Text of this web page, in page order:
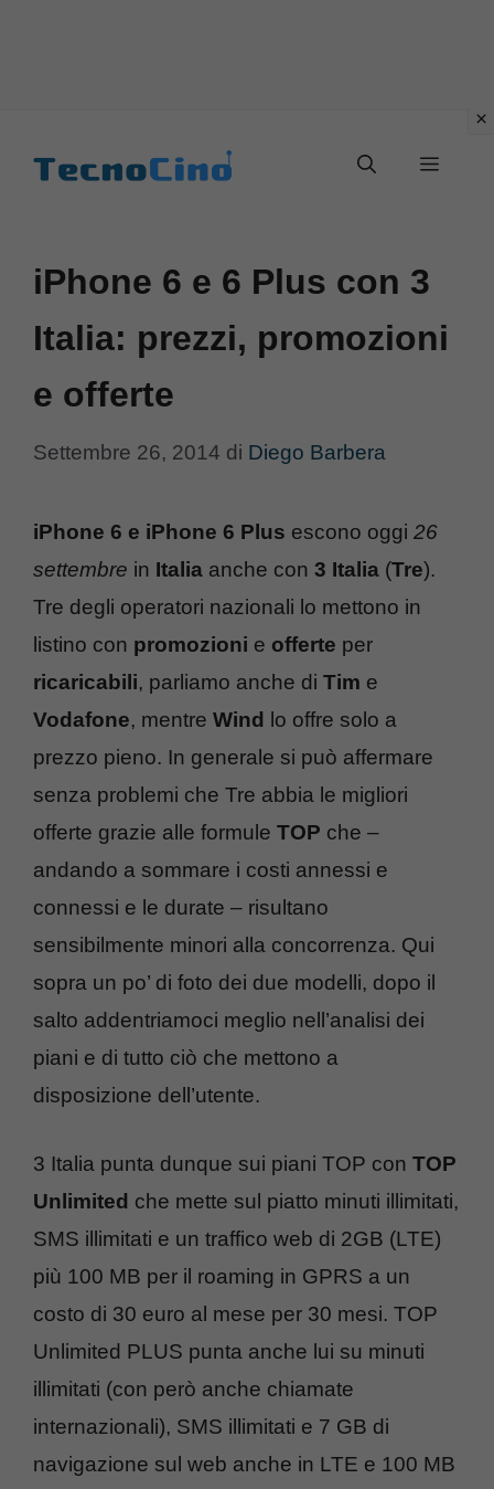
Menu
iPhone 6 e 6 Plus con 3
Italia: prezzi, promozioni
e offerte
Settembre 26, 2014 di Diego Barbera
iPhone 6 e iPhone 6 Plus escono oggi 26
settembre in Italia anche con 3 Italia (Tre).
Tre degli operatori nazionali lo mettono in
listino con promozioni e offerte per
ricaricabili, parliamo anche di Tim e
Vodafone, mentre Wind lo offre solo a
prezzo pieno. In generale si può affermare
senza problemi che Tre abbia le migliori
offerte grazie alle formule TOP che –
andando a sommare i costi annessi e
connessi e le durate – risultano
sensibilmente minori alla concorrenza. Qui
sopra un po’ di foto dei due modelli, dopo il
salto addentriamoci meglio nell’analisi dei
piani e di tutto ciò che mettono a
disposizione dell’utente.
3 Italia punta dunque sui piani TOP con TOP
Unlimited che mette sul piatto minuti illimitati,
SMS illimitati e un traffico web di 2GB (LTE)
più 100 MB per il roaming in GPRS a un
costo di 30 euro al mese per 30 mesi. TOP
Unlimited PLUS punta anche lui su minuti
illimitati (con però anche chiamate
internazionali), SMS illimitati e 7 GB di
navigazione sul web anche in LTE e 100 MB